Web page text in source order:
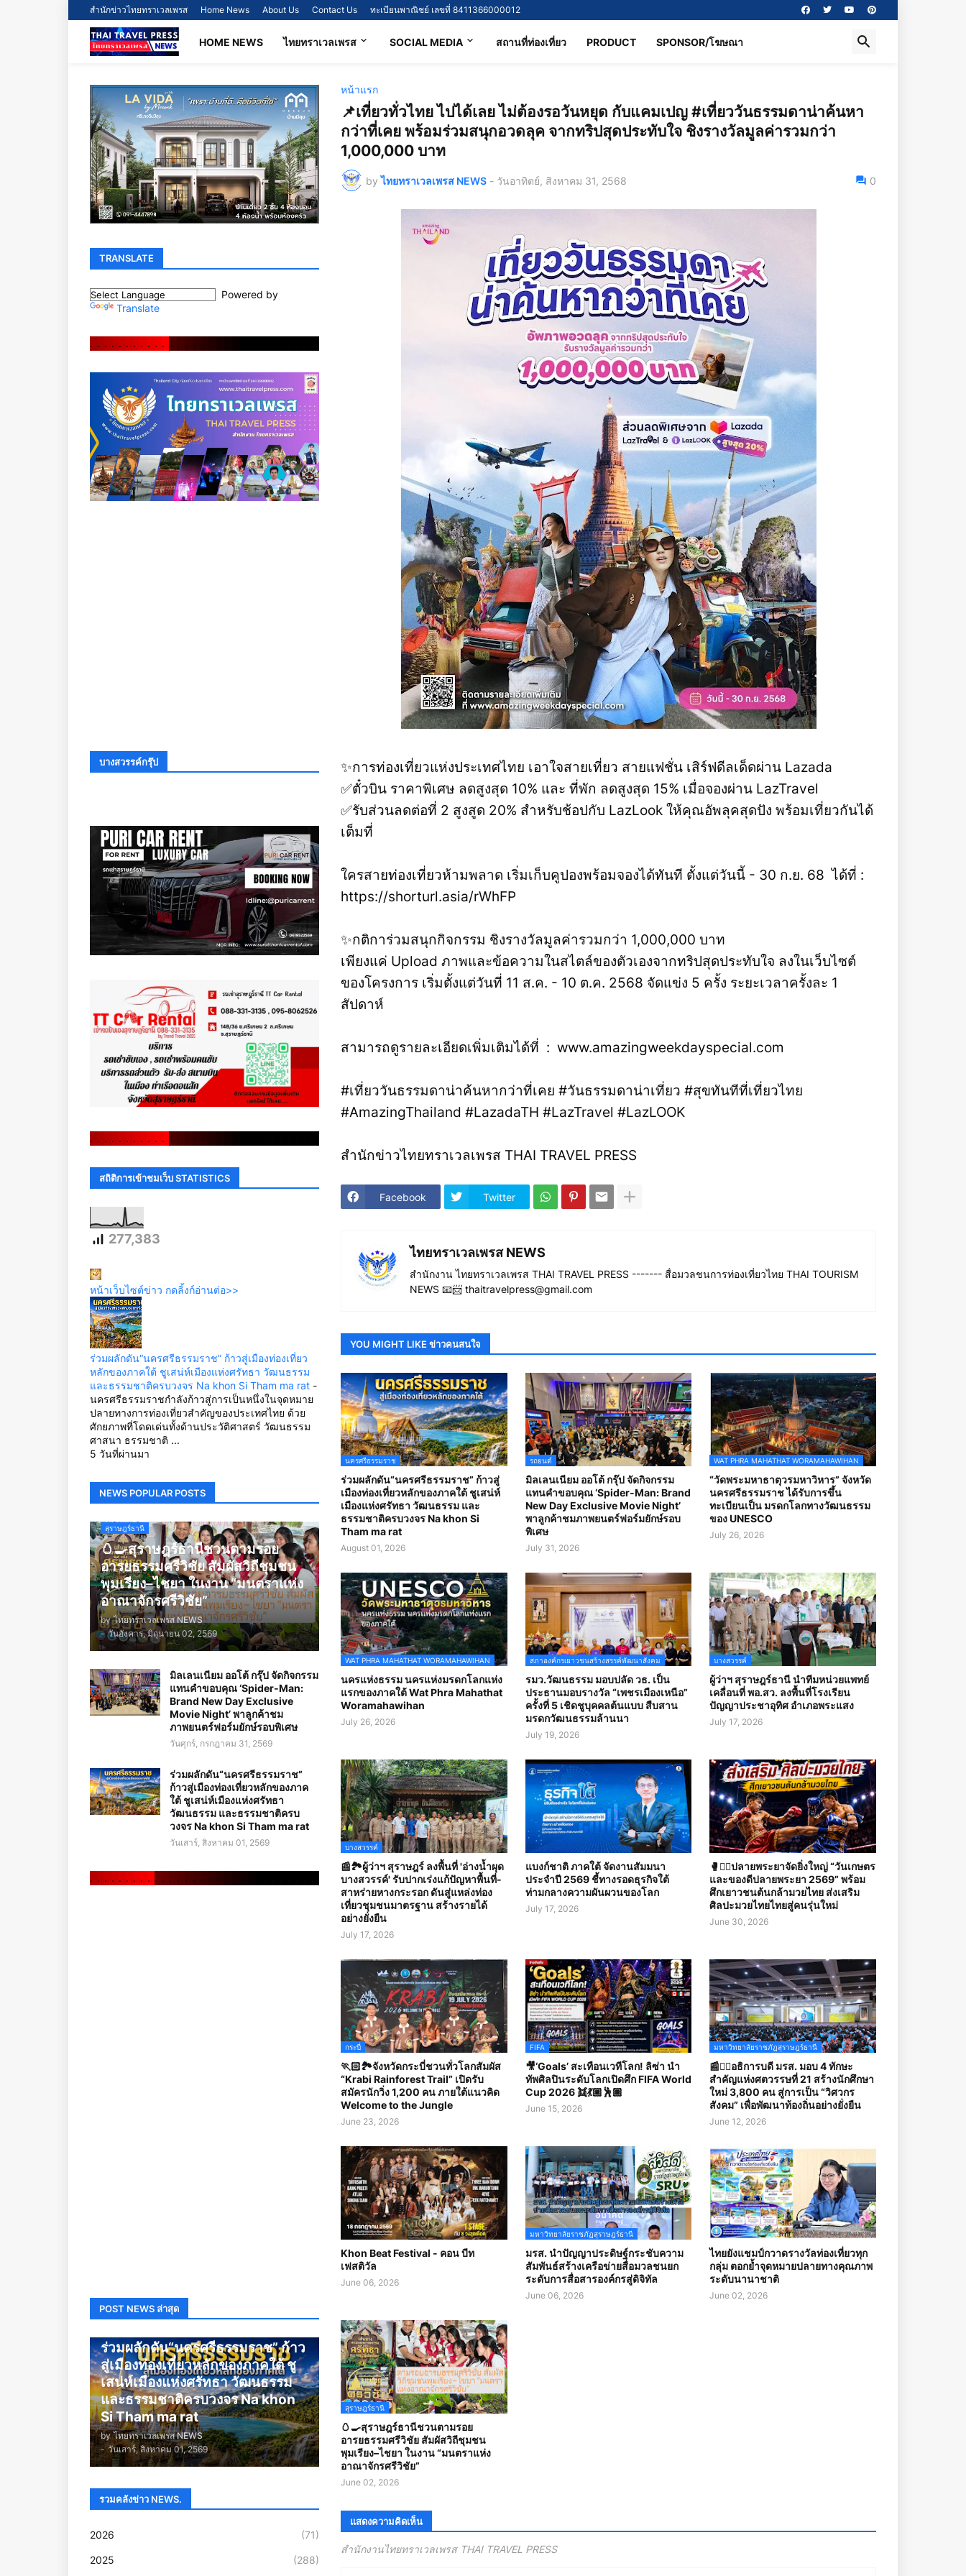
สำนักข่าวไทยทราเวลเพรส Home News About Us Contact Us ทะเบียนพาณิชย์ เลขที่ 8411366000012
HOME NEWS ไทยทราเวลเพรส SOCIAL MEDIA สถานที่ท่องเที่ยว PRODUCT SPONSOR/โฆษณา
หน้าแรก
📌เที่ยวทั่วไทย ไปได้เลย ไม่ต้องรอวันหยุด กับแคมเปญ #เที่ยววันธรรมดาน่าค้นหา
กว่าที่เคย พร้อมร่วมสนุกอวดลุค จากทริปสุดประทับใจ ชิงรางวัลมูลค่ารวมกว่า
1,000,000 บาท
by ไทยทราเวลเพรส NEWS - วันอาทิตย์, สิงหาคม 31, 2568 0
✨การท่องเที่ยวแห่งประเทศไทย เอาใจสายเที่ยว สายแฟชั่น เสิร์ฟดีลเด็ดผ่าน Lazada
✅ตั๋วบิน ราคาพิเศษ ลดสูงสุด 10% และ ที่พัก ลดสูงสุด 15% เมื่อจองผ่าน LazTravel
✅รับส่วนลดต่อที่ 2 สูงสูด 20% สำหรับช้อปกับ LazLook ให้คุณอัพลุคสุดปัง พร้อมเที่ยวกันได้
เต็มที่
ใครสายท่องเที่ยวห้ามพลาด เริ่มเก็บคูปองพร้อมจองได้ทันที ตั้งแต่วันนี้ - 30 ก.ย. 68 ได้ที่ :
https://shorturl.asia/rWhFP
✨กติการ่วมสนุกกิจกรรม ชิงรางวัลมูลค่ารวมกว่า 1,000,000 บาท
เพียงแค่ Upload ภาพและข้อความในสไตล์ของตัวเองจากทริปสุดประทับใจ ลงในเว็บไซต์
ของโครงการ เริ่มตั้งแต่วันที่ 11 ส.ค. - 10 ต.ค. 2568 จัดแข่ง 5 ครั้ง ระยะเวลาครั้งละ 1
สัปดาห์
สามารถดูรายละเอียดเพิ่มเติมได้ที่ : www.amazingweekdayspecial.com
#เที่ยววันธรรมดาน่าค้นหากว่าที่เคย #วันธรรมดาน่าเที่ยว #สุขทันทีที่เที่ยวไทย
#AmazingThailand #LazadaTH #LazTravel #LazLOOK
สำนักข่าวไทยทราเวลเพรส THAI TRAVEL PRESS
Facebook Twitter
ไทยทราเวลเพรส NEWS
สำนักงาน ไทยทราเวลเพรส THAI TRAVEL PRESS ------- สื่อมวลชนการท่องเที่ยวไทย THAI TOURISM
NEWS 📧📨 thaitravelpress@gmail.com
YOU MIGHT LIKE ข่าวคนสนใจ
นครศรีธรรมราช
ร่วมผลักดัน“นครศรีธรรมราช” ก้าวสู่
เมืองท่องเที่ยวหลักของภาคใต้ ชูเสน่ห์
เมืองแห่งศรัทธา วัฒนธรรม และ
ธรรมชาติครบวงจร Na khon Si
Tham ma rat
August 01, 2026
รถยนต์
มิลเลนเนียม ออโต้ กรุ๊ป จัดกิจกรรม
แทนคำขอบคุณ ‘Spider-Man: Brand
New Day Exclusive Movie Night’
พาลูกค้าชมภาพยนตร์ฟอร์มยักษ์รอบ
พิเศษ
July 31, 2026
WAT PHRA MAHATHAT WORAMAHAWIHAN
“วัดพระมหาธาตุวรมหาวิหาร” จังหวัด
นครศรีธรรมราช ได้รับการขึ้น
ทะเบียนเป็น มรดกโลกทางวัฒนธรรม
ของ UNESCO
July 26, 2026
WAT PHRA MAHATHAT WORAMAHAWIHAN
นครแห่งธรรม นครแห่งมรดกโลกแห่ง
แรกของภาคใต้ Wat Phra Mahathat
Woramahawihan
July 26, 2026
สภาองค์กรเยาวชนสร้างสรรค์พัฒนาสังคม
รมว.วัฒนธรรม มอบปลัด วธ. เป็น
ประธานมอบรางวัล “เพชรเมืองเหนือ”
ครั้งที่ 5 เชิดชูบุคคลต้นแบบ สืบสาน
มรดกวัฒนธรรมล้านนา
July 19, 2026
บางสวรรค์
ผู้ว่าฯ สุราษฎร์ธานี นำทีมหน่วยแพทย์
เคลื่อนที่ พอ.สว. ลงพื้นที่โรงเรียน
ปัญญาประชาอุทิศ อำเภอพระแสง
July 17, 2026
บางสวรรค์
📰🏞️ผู้ว่าฯ สุราษฎร์ ลงพื้นที่ 'อ่างน้ำผุด
บางสวรรค์' รับปากเร่งแก้ปัญหาพื้นที่-
สาหร่ายหางกระรอก ดันสู่แหล่งท่อง
เที่ยวชุมชนมาตรฐาน สร้างรายได้
อย่างยั่งยืน
July 17, 2026
แบงก์ชาติ ภาคใต้ จัดงานสัมมนา
ประจำปี 2569 ชี้ทางรอดธุรกิจใต้
ท่ามกลางความผันผวนของโลก
July 17, 2026
🥊🤼‍♀️ปลายพระยาจัดยิ่งใหญ่ “วันเกษตร
และของดีปลายพระยา 2569” พร้อม
ศึกเยาวชนต้นกล้ามวยไทย ส่งเสริม
ศิลปะมวยไทยไทยสู่คนรุ่นใหม่
June 30, 2026
กระบี่
🏃🏻🏞️จังหวัดกระบี่ชวนทั่วโลกสัมผัส
“Krabi Rainforest Trail” เปิดรับ
สมัครนักวิ่ง 1,200 คน ภายใต้แนวคิด
Welcome to the Jungle
June 23, 2026
FIFA
🎥‘Goals’ สะเทือนเวทีโลก! ลิซ่า นำ
ทัพศิลปินระดับโลกเปิดศึก FIFA World
Cup 2026 👯💃🏼🕺🏽
June 15, 2026
มหาวิทยาลัยราชภัฏสุราษฎร์ธานี
📰✍🏻อธิการบดี มรส. มอบ 4 ทักษะ
สำคัญแห่งศตวรรษที่ 21 สร้างนักศึกษา
ใหม่ 3,800 คน สู่การเป็น “วิศวกร
สังคม” เพื่อพัฒนาท้องถิ่นอย่างยั่งยืน
June 12, 2026
Khon Beat Festival - คอน บีท
เฟสติวัล
June 06, 2026
มหาวิทยาลัยราชภัฏสุราษฎร์ธานี
มรส. นำปัญญาประดิษฐ์กระชับความ
สัมพันธ์สร้างเครือข่ายสื่อมวลชนยก
ระดับการสื่อสารองค์กรสู่ดิจิทัล
June 06, 2026
ไทยยังแชมป์กวาดรางวัลท่องเที่ยวทุก
กลุ่ม ตอกย้ำจุดหมายปลายทางคุณภาพ
ระดับนานาชาติ
June 02, 2026
สุราษฎร์ธานี
🥚🍳สุราษฎร์ธานีชวนตามรอย
อารยธรรมศรีวิชัย สัมผัสวิถีชุมชน
พุมเรียง–ไชยา ในงาน “มนตราแห่ง
อาณาจักรศรีวิชัย”
June 02, 2026
แสดงความคิดเห็น
สำนักงานไทยทราเวลเพรส THAI TRAVEL PRESS
TRANSLATE
Powered by
Translate
. . . . . . . . . . . . . .
บางสวรรค์กรุ๊ป
. . . . . . . . . . . . . . . .
สถิติการเข้าชมเว็บ STATISTICS
277,383
หน้าเว็บไซต์ข่าว กดลิ้งก์อ่านต่อ>>
ร่วมผลักดัน“นครศรีธรรมราช” ก้าวสู่เมืองท่องเที่ยว
หลักของภาคใต้ ชูเสน่ห์เมืองแห่งศรัทธา วัฒนธรรม
และธรรมชาติครบวงจร Na khon Si Tham ma rat -
นครศรีธรรมราชกำลังก้าวสู่การเป็นหนึ่งในจุดหมาย
ปลายทางการท่องเที่ยวสำคัญของประเทศไทย ด้วย
ศักยภาพที่โดดเด่นทั้งด้านประวัติศาสตร์ วัฒนธรรม
ศาสนา ธรรมชาติ ...
5 วันที่ผ่านมา
NEWS POPULAR POSTS
สุราษฎร์ธานี
🥚🍳สุราษฎร์ธานีชวนตามรอย
อารยธรรมศรีวิชัย สัมผัสวิถีชุมชน
พุมเรียง–ไชยา ในงาน “มนตราแห่ง
อาณาจักรศรีวิชัย”
by ไทยทราเวลเพรส NEWS
- วันอังคาร, มิถุนายน 02, 2569
มิลเลนเนียม ออโต้ กรุ๊ป จัดกิจกรรม
แทนคำขอบคุณ ‘Spider-Man:
Brand New Day Exclusive
Movie Night’ พาลูกค้าชม
ภาพยนตร์ฟอร์มยักษ์รอบพิเศษ
วันศุกร์, กรกฎาคม 31, 2569
ร่วมผลักดัน“นครศรีธรรมราช”
ก้าวสู่เมืองท่องเที่ยวหลักของภาค
ใต้ ชูเสน่ห์เมืองแห่งศรัทธา
วัฒนธรรม และธรรมชาติครบ
วงจร Na khon Si Tham ma rat
วันเสาร์, สิงหาคม 01, 2569
. . . . . . . . . . . . . . . . . .
POST NEWS ล่าสุด
ร่วมผลักดัน“นครศรีธรรมราช” ก้าว
สู่เมืองท่องเที่ยวหลักของภาคใต้ ชู
เสน่ห์เมืองแห่งศรัทธา วัฒนธรรม
และธรรมชาติครบวงจร Na khon
Si Tham ma rat
by ไทยทราเวลเพรส NEWS
- วันเสาร์, สิงหาคม 01, 2569
รวมคลังข่าว NEWS.
2026 (71)
2025 (288)